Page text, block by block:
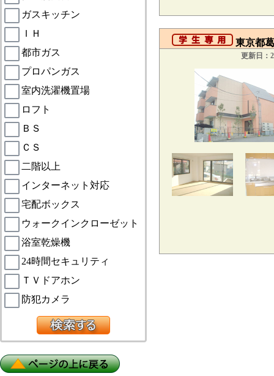
ガスキッチン
ＩＨ
都市ガス
プロパンガス
室内洗濯機置場
ロフト
ＢＳ
ＣＳ
二階以上
インターネット対応
宅配ボックス
ウォークインクローゼット
浴室乾燥機
24時間セキュリティ
ＴＶドアホン
防犯カメラ
東京都
更新日：